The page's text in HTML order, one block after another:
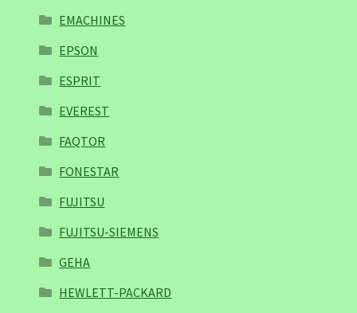
EMACHINES
EPSON
ESPRIT
EVEREST
FAQTOR
FONESTAR
FUJITSU
FUJITSU-SIEMENS
GEHA
HEWLETT-PACKARD